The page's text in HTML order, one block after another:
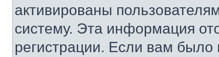
активированы
систему. Эта информация
регистрации. Если вам